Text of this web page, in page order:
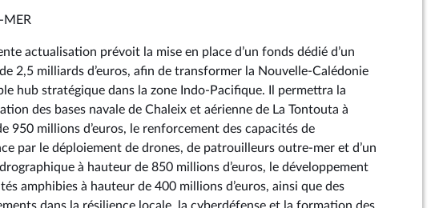
MER
actualisation prévoit la mise en place d’un fonds dédié d’un
2,5 milliards d’euros, afin de transformer la Nouvelle-Calédonie
hub stratégique dans la zone Indo-Pacifique. Il permettra la
des bases navale de Chaleix et aérienne de La Tontouta à
950 millions d’euros, le renforcement des capacités de
par le déploiement de drones, de patrouilleurs outre-mer et d’un
à hauteur de 850 millions d’euros, le développement
amphibies à hauteur de 400 millions d’euros, ainsi que des